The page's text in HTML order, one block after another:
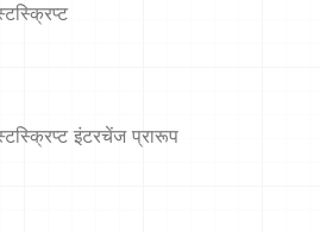
इंटरचेंज प्रारूप